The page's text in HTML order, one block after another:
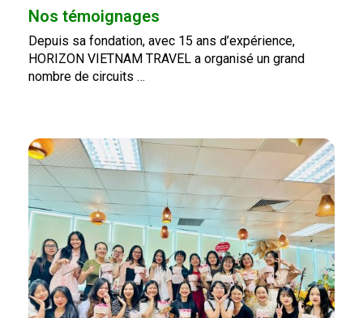
Nos témoignages
Depuis sa fondation, avec 15 ans d’expérience,
HORIZON VIETNAM TRAVEL a organisé un grand
nombre de circuits …